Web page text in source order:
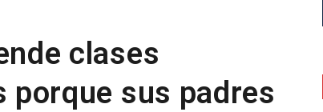
clases
sus padres